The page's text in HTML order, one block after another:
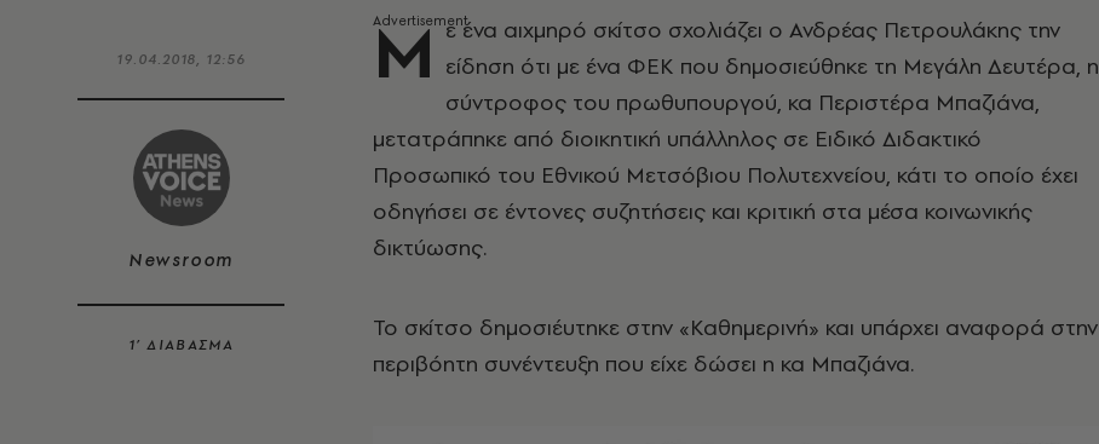
19.04.2018, 12:56
Newsroom
1’ ΔΙΑΒΑΣΜΑ
Μ ε ένα αιχμηρό σκίτσο σχολιάζει ο Ανδρέας Πετρουλάκης την
είδηση ότι με ένα ΦΕΚ που δημοσιεύθηκε τη Μεγάλη Δευτέρα, η
σύντροφος του πρωθυπουργού, κα Περιστέρα Μπαζιάνα,
μετατράπηκε από διοικητική υπάλληλος σε Ειδικό Διδακτικό
Προσωπικό του Εθνικού Μετσόβιου Πολυτεχνείου, κάτι το οποίο έχει
οδηγήσει σε έντονες συζητήσεις και κριτική στα μέσα κοινωνικής
δικτύωσης.
Το σκίτσο δημοσιέυτηκε στην «Καθημερινή» και υπάρχει αναφορά στην
περιβόητη συνέντευξη που είχε δώσει η κα Μπαζιάνα.